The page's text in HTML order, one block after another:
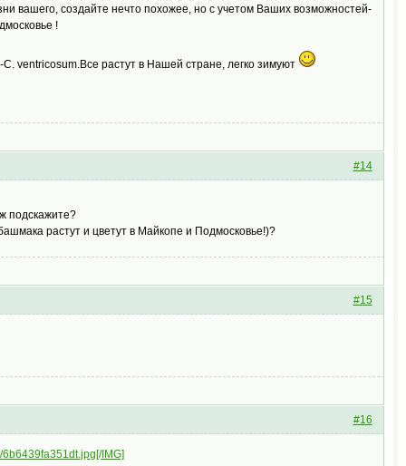
вашего, создайте нечто похожее, но с учетом Ваших возможностей-
!
ventricosum.Все растут в Нашей стране, легко зимуют
#14
подскажите?
растут и цветут в Майкопе и Подмосковье!)?
#15
#16
IMG]